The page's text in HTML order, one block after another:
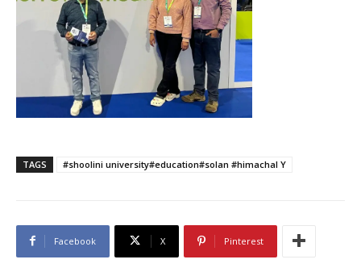
TAGS #shoolini university#education#solan #himachal Y
Facebook X Pinterest